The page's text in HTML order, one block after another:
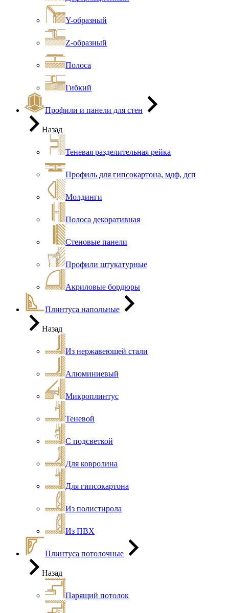
Y-образный
Z-образный
Полоса
Гибкий
Профили и панели для стен
Назад
Теневая разделительная рейка
Профиль для гипсокартона, мдф, дсп
Молдинги
Полоса декоративная
Стеновые панели
Профили штукатурные
Акриловые бордюры
Плинтуса напольные
Назад
Из нержавеющей стали
Алюминиевый
Микроплинтус
Теневой
С подсветкой
Для ковролина
Для гипсокартона
Из полистирола
Из ПВХ
Плинтуса потолочные
Назад
Парящий потолок